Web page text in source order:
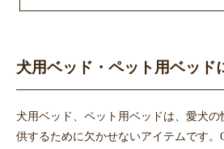
犬用ベッド・ペット用ベッド
犬用ベッド、ペット用ベッドは、愛犬
供するために欠かせないアイテムです。